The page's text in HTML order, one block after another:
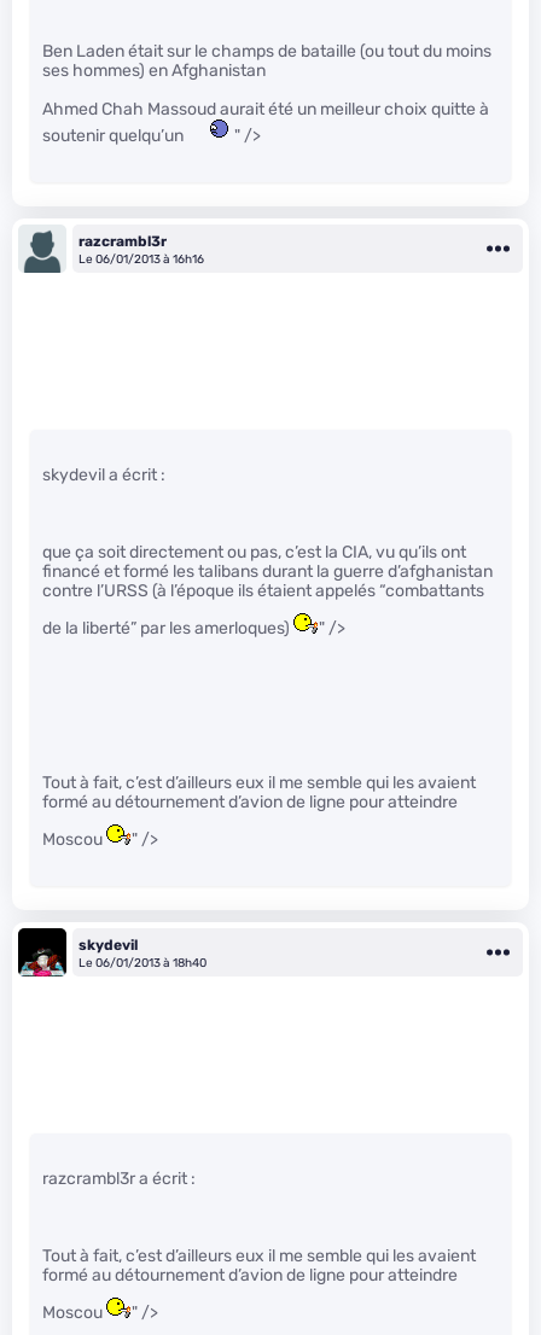
Ben Laden était sur le champs de bataille (ou tout du moins
ses hommes) en Afghanistan
Ahmed Chah Massoud aurait été un meilleur choix quitte à
soutenir quelqu’un
" />
razcrambl3r
Le 06/01/2013 à 16h16
skydevil a écrit :
que ça soit directement ou pas, c’est la CIA, vu qu’ils ont
financé et formé les talibans durant la guerre d’afghanistan
contre l’URSS (à l’époque ils étaient appelés “combattants
de la liberté” par les amerloques)
" />
Tout à fait, c’est d’ailleurs eux il me semble qui les avaient
formé au détournement d’avion de ligne pour atteindre
Moscou
" />
skydevil
Le 06/01/2013 à 18h40
razcrambl3r a écrit :
Tout à fait, c’est d’ailleurs eux il me semble qui les avaient
formé au détournement d’avion de ligne pour atteindre
Moscou
" />